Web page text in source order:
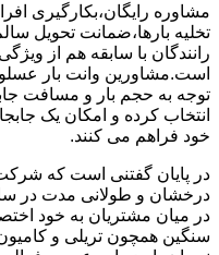
مشاوره رایگان،بکارگیری
تخلیه بارها،ضمانت تحویل
رانندگان با سابقه هم از
است.مشاورین وانت بار
توجه به حجم بار و مسافت
انتخاب کرده و امکان یک
خود فراهم می کنند.
در پایان گفتنی است که شرکت
درخشان و طولانی مدت در
در میان مشتریان به خود
سنگین همچون تریلی و